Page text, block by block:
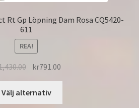
Rt Gp Löpning Dam Rosa CQ5420-
611
REA!
kr791.00
Välj alternativ